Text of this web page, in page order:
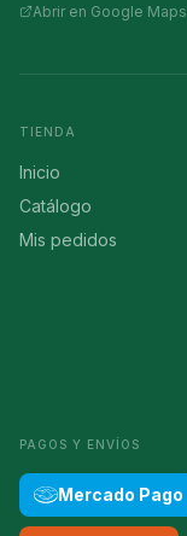
Abrir en Google Maps
TIENDA
Inicio
Catálogo
Mis pedidos
PAGOS Y ENVÍOS
Mercado Pago